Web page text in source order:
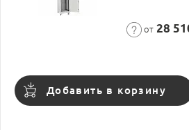
от 28
Добавить в корзину